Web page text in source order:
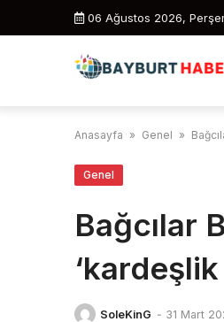
06 Ağustos 2026,
Anasayfa » Genel »
Genel
Bağcılar
‘kardeşlik
SoleKinG - 31 Mart